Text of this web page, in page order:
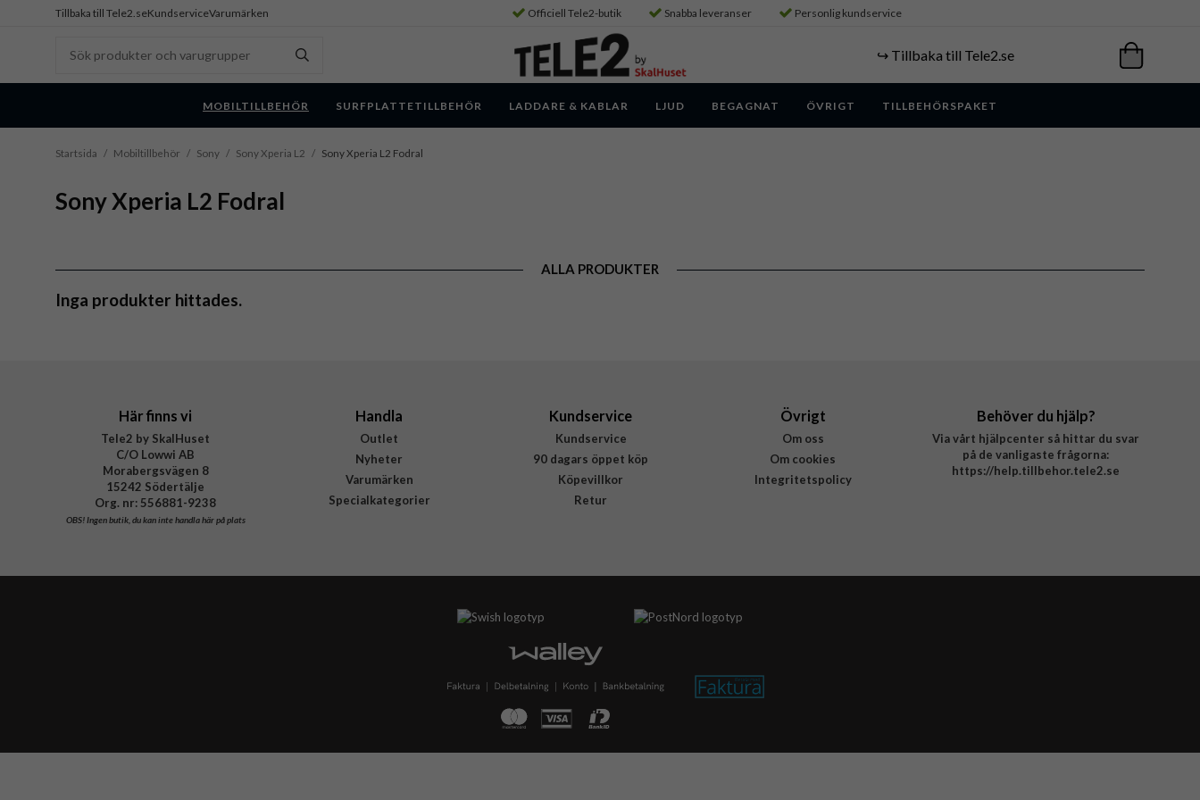
Tillbaka till Tele2.seKundserviceVarumärken Officiell Tele2-butik Snabba leveranser Personlig kundservice
↪️ Tillbaka till Tele2.se
MOBILTILLBEHÖR SURFPLATTETILLBEHÖR LADDARE & KABLAR LJUD BEGAGNAT ÖVRIGT TILLBEHÖRSPAKET
Startsida / Mobiltillbehör / Sony / Sony Xperia L2 / Sony Xperia L2 Fodral
Sony Xperia L2 Fodral
ALLA PRODUKTER
Inga produkter hittades.
Här finns vi
Tele2 by SkalHuset
C/O Lowwi AB
Morabergsvägen 8
15242 Södertälje
Org. nr: 556881-9238
OBS!Ingen butik, du kan inte handla här på plats
Handla
Outlet
Nyheter
Varumärken
Specialkategorier
Kundservice
Kundservice
90 dagars öppet köp
Köpevillkor
Retur
Övrigt
Om oss
Om cookies
Integritetspolicy
Behöver du hjälp?
Via vårt hjälpcenter så hittar du svar
på de vanligaste frågorna:
https://help.tillbehor.tele2.se